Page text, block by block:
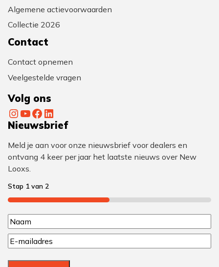
Algemene actievoorwaarden
Collectie 2026
Contact
Contact opnemen
Veelgestelde vragen
Volg ons
InstagramYouTube Facebook LinkedIn
Nieuwsbrief
Meld je aan voor onze nieuwsbrief voor dealers en
ontvang 4 keer per jaar het laatste nieuws over New
Looxs.
Stap 1 van 2
50%
N
a
a
N
a
E
m
a